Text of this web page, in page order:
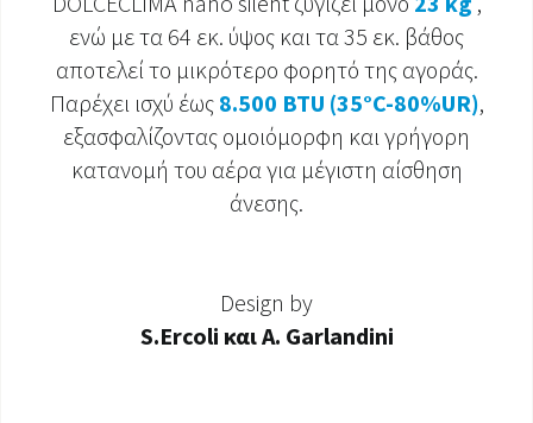
ΈΓΓΡΑΦΑ ΠΡΟΪΌΝΤΩΝ
ενώ με τα 64 εκ. ύψος και τα 35 εκ. βάθος
αποτελεί το μικρότερο φορητό της αγοράς.
Παρέχει ισχύ έως 8.500 BTU (35°C-80%UR),
εξασφαλίζοντας ομοιόμορφη και γρήγορη
κατανομή του αέρα για μέγιστη αίσθηση
άνεσης.
Design by
S.Ercoli και A. Garlandini